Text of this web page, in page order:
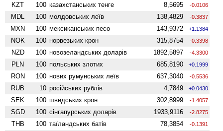
KZT 100 казахстанських тенге 8,5695 -0.0106
MDL 100 молдовських леїв 138,4829 -0.3837
MXN 100 мексиканських песо 143,9372 +1.1384
NOK 100 норвезьких крон 315,8754 -0.3398
NZD 100 ново­зеландських доларів 1892,5897 -4.3300
PLN 100 польських злотих 685,8190 +0.1999
RON 100 нових румунських леїв 637,3040 -0.5536
RUB 10 російських рублів 4,7849 +0.0430
SEK 100 шведських крон 302,8999 -1.4057
SGD 100 сінгапурських доларів 1933,9116 -2.8275
THB 100 таїландських батів 78,3854 -0.1391